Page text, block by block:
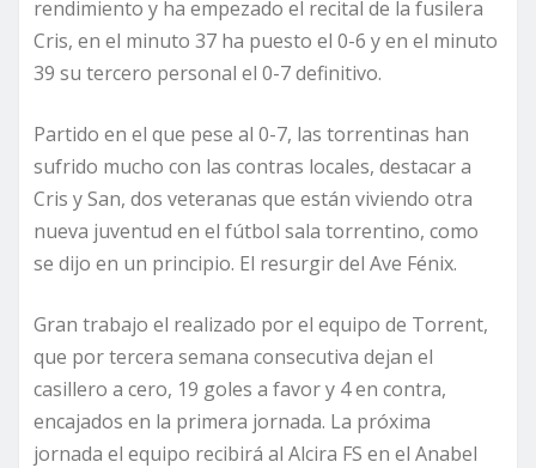
rendimiento y ha empezado el recital de la fusilera
Cris, en el minuto 37 ha puesto el 0-6 y en el minuto
39 su tercero personal el 0-7 definitivo.
Partido en el que pese al 0-7, las torrentinas han
sufrido mucho con las contras locales, destacar a
Cris y San, dos veteranas que están viviendo otra
nueva juventud en el fútbol sala torrentino, como
se dijo en un principio. El resurgir del Ave Fénix.
Gran trabajo el realizado por el equipo de Torrent,
que por tercera semana consecutiva dejan el
casillero a cero, 19 goles a favor y 4 en contra,
encajados en la primera jornada. La próxima
jornada el equipo recibirá al Alcira FS en el Anabel